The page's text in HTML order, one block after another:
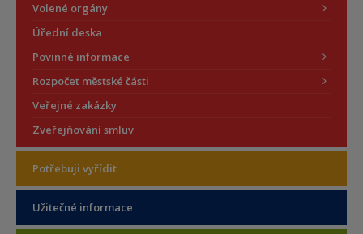
Volené orgány
Úřední deska
Povinné informace
Rozpočet městské části
Veřejné zakázky
Zveřejňování smluv
Potřebuji vyřídit
Užitečné informace